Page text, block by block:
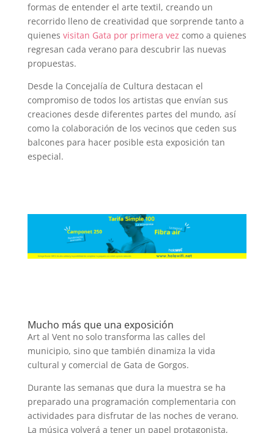
formas de entender el arte textil, creando un
recorrido lleno de creatividad que sorprende tanto a
quienes visitan Gata por primera vez como a quienes
regresan cada verano para descubrir las nuevas
propuestas.
Desde la Concejalía de Cultura destacan el
compromiso de todos los artistas que envían sus
creaciones desde diferentes partes del mundo, así
como la colaboración de los vecinos que ceden sus
balcones para hacer posible esta exposición tan
especial.
Mucho más que una exposición
Art al Vent no solo transforma las calles del
municipio, sino que también dinamiza la vida
cultural y comercial de Gata de Gorgos.
Durante las semanas que dura la muestra se ha
preparado una programación complementaria con
actividades para disfrutar de las noches de verano.
La música volverá a tener un papel protagonista,